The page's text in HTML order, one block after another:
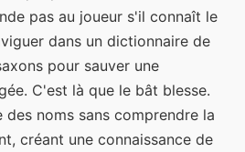
pas au joueur s'il connaît le
dans un dictionnaire de
pour sauver une
C'est là que le bât blesse.
noms sans comprendre la
créant une connaissance de